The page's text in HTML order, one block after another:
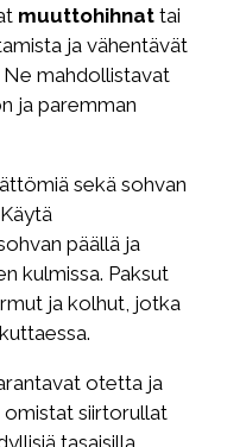
muuttohihnat tai
ja vähentävät
Ne mahdollistavat
ja paremman
sekä sohvan
päällä ja
kulmissa. Paksut
ja kolhut, jotka
otetta ja
omistat siirtorullat